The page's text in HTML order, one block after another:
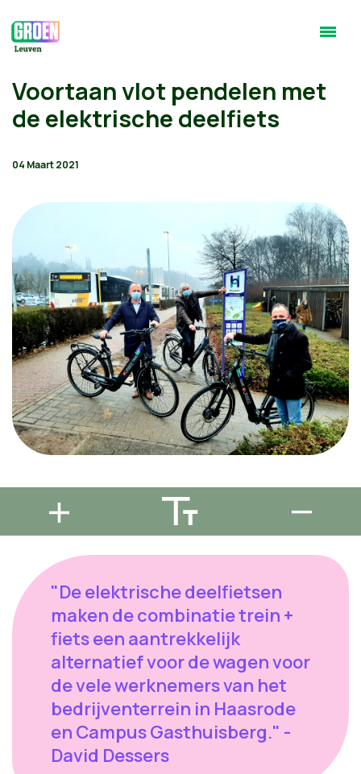
Voortaan vlot pendelen met
de elektrische deelfiets
04 Maart 2021
"De elektrische deelfietsen
maken de combinatie trein +
fiets een aantrekkelijk
alternatief voor de wagen voor
de vele werknemers van het
bedrijventerrein in Haasrode
en Campus Gasthuisberg." -
David Dessers